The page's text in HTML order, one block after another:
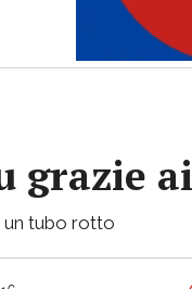
grazie
un tubo rotto